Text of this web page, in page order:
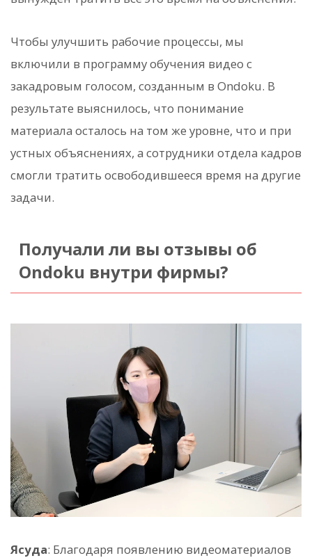
Чтобы улучшить рабочие процессы, мы
включили в программу обучения видео с
закадровым голосом, созданным в Ondoku. В
результате выяснилось, что понимание
материала осталось на том же уровне, что и при
устных объяснениях, а сотрудники отдела кадров
смогли тратить освободившееся время на другие
задачи.
Получали ли вы отзывы об
Ondoku внутри фирмы?
Ясуда: Благодаря появлению видеоматериалов